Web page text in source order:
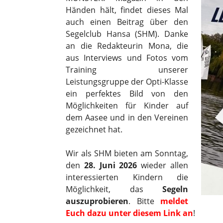
Händen hält, findet dieses Mal
auch einen Beitrag über den
Segelclub Hansa (SHM). Danke
an die Redakteurin Mona, die
aus Interviews und Fotos vom
Training unserer
Leistungsgruppe der Opti-Klasse
ein perfektes Bild von den
Möglichkeiten für Kinder auf
dem Aasee und in den Vereinen
gezeichnet hat.
Wir als SHM bieten am Sonntag,
den 28. Juni 2026 wieder allen
interessierten Kindern die
Möglichkeit, das Segeln
auszuprobieren. Bitte meldet
Euch dazu unter diesem Link an!